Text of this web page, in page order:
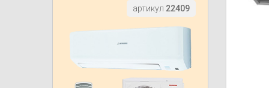
артикул 22409